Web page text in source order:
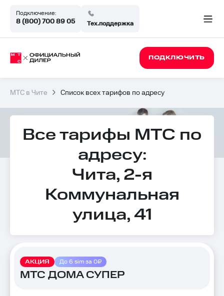
Подключение:
8 (800) 700 89 05 Тех.поддержка
ПОДКЛЮЧИТЬ
МТС в Чите Список всех тарифов по адресу
Все тарифы МТС по
адресу:
Чита, 2-я
Коммунальная
улица, 41
АКЦИЯ До 6 sim за 0₽
МТС ДОМА СУПЕР